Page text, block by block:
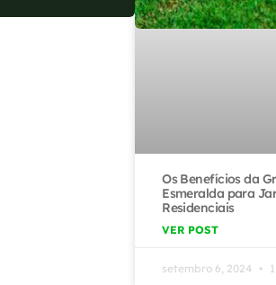
Os Benefícios da
Esmeralda para
Residenciais
VER POST
setembro 6, 2024